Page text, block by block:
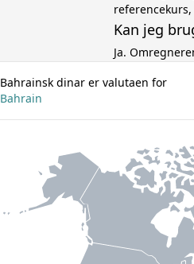
Kan jeg
Ja.
Bahrainsk dinar er valutaen for
Bahrain